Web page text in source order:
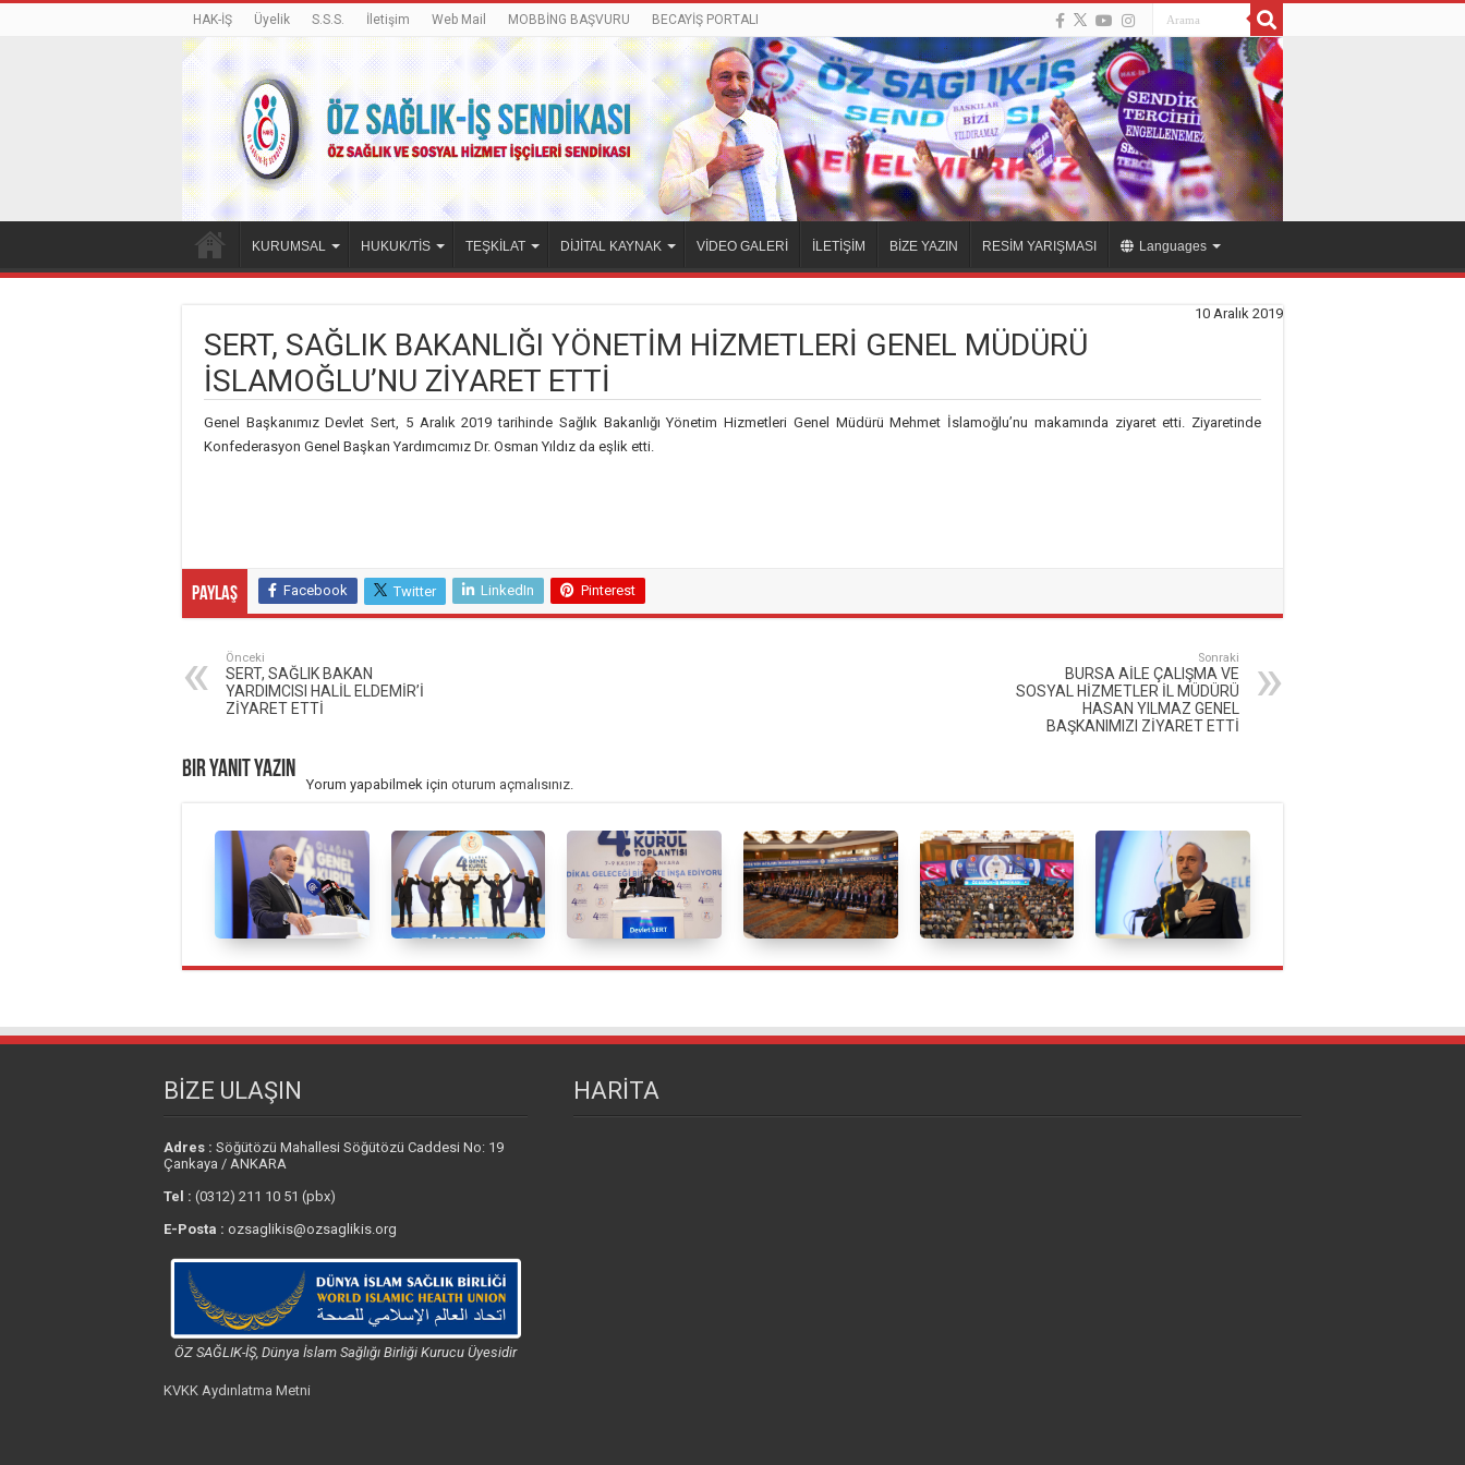
HAK-İŞ Üyelik S.S.S. İletişim Web Mail MOBBİNG BAŞVURU BECAYİŞ PORTALI
KURUMSAL HUKUK/TİS TEŞKİLAT DİJİTAL KAYNAK VİDEO GALERİ İLETİŞİM BİZE YAZIN RESİM YARIŞMASI Languages
10 Aralık 2019
SERT, SAĞLIK BAKANLIĞI YÖNETİM HİZMETLERİ GENEL MÜDÜRÜ
İSLAMOĞLU’NU ZİYARET ETTİ
Genel Başkanımız Devlet Sert, 5 Aralık 2019 tarihinde Sağlık Bakanlığı Yönetim Hizmetleri Genel Müdürü Mehmet İslamoğlu’nu makamında ziyaret etti. Ziyaretinde
Konfederasyon Genel Başkan Yardımcımız Dr. Osman Yıldız da eşlik etti.
Paylaş Facebook Twitter LinkedIn Pinterest
Önceki
SERT, SAĞLIK BAKAN
YARDIMCISI HALİL ELDEMİR’İ
ZİYARET ETTİ
Sonraki
BURSA AİLE ÇALIŞMA VE
SOSYAL HİZMETLER İL MÜDÜRÜ
HASAN YILMAZ GENEL
BAŞKANIMIZI ZİYARET ETTİ
Bir yanıt yazın
Yorum yapabilmek için oturum açmalısınız.
BİZE ULAŞIN
Adres : Söğütözü Mahallesi Söğütözü Caddesi No: 19
Çankaya / ANKARA
Tel : (0312) 211 10 51 (pbx)
E-Posta : ozsaglikis@ozsaglikis.org
ÖZ SAĞLIK-İŞ, Dünya İslam Sağlığı Birliği Kurucu Üyesidir
KVKK Aydınlatma Metni
HARİTA